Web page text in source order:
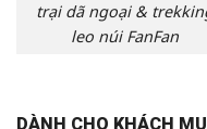
trại dã ngoại &
leo núi FanFan
DÀNH CHO KHÁCH